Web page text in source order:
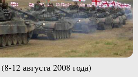
12 августа 2008 года)